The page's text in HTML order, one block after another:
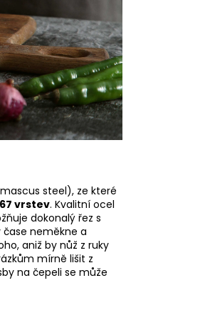
steel), ze které
vrstev. Kvalitní ocel
dokonalý řez s
čase neměkne a
aniž by nůž z ruky
mírně lišit z
na čepeli se může